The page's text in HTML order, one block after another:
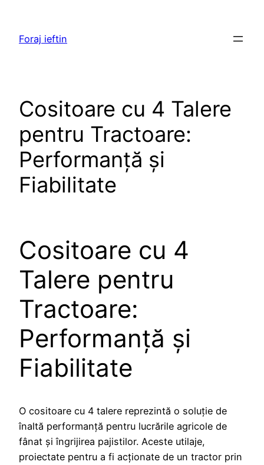
content
Foraj ieftin
Cositoare cu 4 Talere
pentru Tractoare:
Performanță și
Fiabilitate
Cositoare cu 4
Talere pentru
Tractoare:
Performanță și
Fiabilitate
O cositoare cu 4 talere reprezintă o soluție de
înaltă performanță pentru lucrările agricole de
fânat și îngrijirea pajistilor. Aceste utilaje,
proiectate pentru a fi acționate de un tractor prin